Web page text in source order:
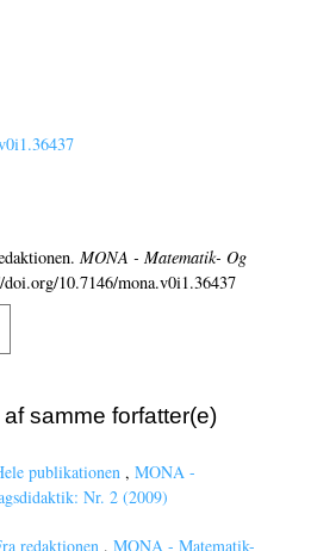
MONA - Matematik- Og
10.7146/mona.v0i1.36437
samme forfatter(e)
publikationen , MONA -
Nr. 2 (2009)
redaktionen , MONA - Matematik-